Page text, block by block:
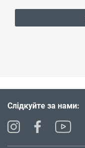
Слідкуйте за нами: